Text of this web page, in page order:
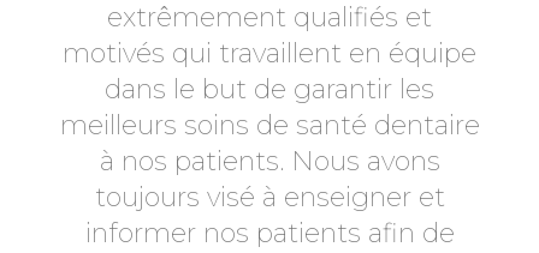
extrêmement qualifiés et
motivés qui travaillent en équipe
dans le but de garantir les
meilleurs soins de santé dentaire
à nos patients. Nous avons
toujours visé à enseigner et
informer nos patients afin de